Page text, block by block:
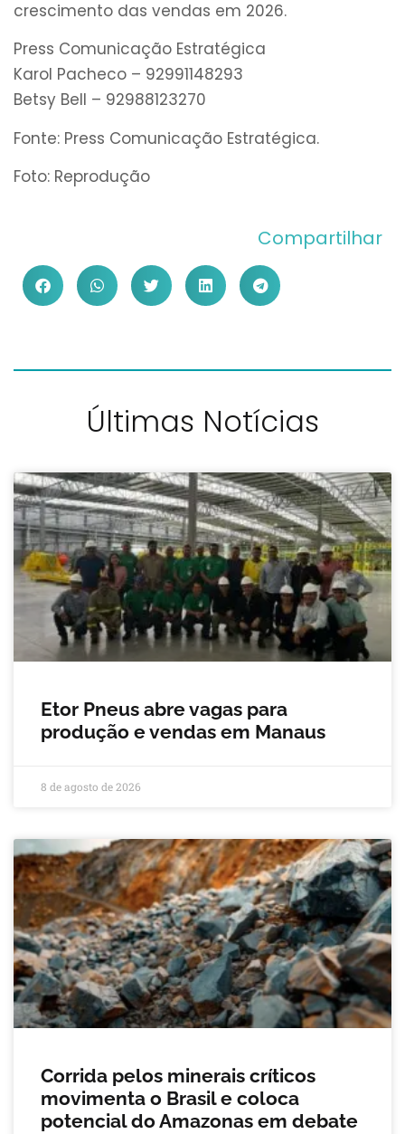
crescimento das vendas em 2026.
Press Comunicação Estratégica
Karol Pacheco – 92991148293
Betsy Bell – 92988123270
Fonte: Press Comunicação Estratégica.
Foto: Reprodução
Compartilhar
Últimas Notícias
Etor Pneus abre vagas para
produção e vendas em Manaus
8 de agosto de 2026
Corrida pelos minerais críticos
movimenta o Brasil e coloca
potencial do Amazonas em debate